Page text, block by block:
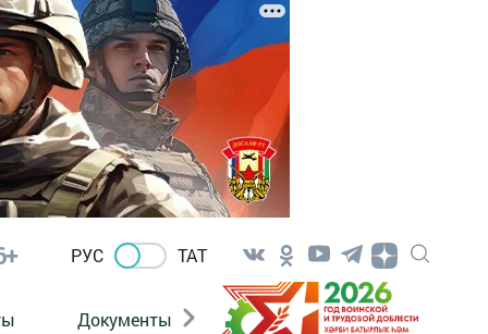
РУС ТАТ
Документы Патриотизм